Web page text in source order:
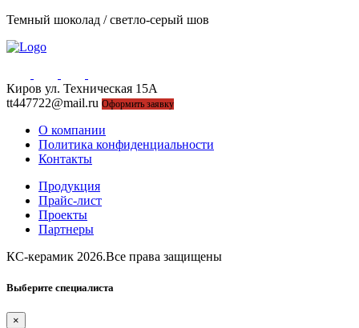
Темный шоколад / светло-серый шов
Киров ул. Техническая 15А
tt447722@mail.ru Оформить заявку
О компании
Политика конфиденциальности
Контакты
Продукция
Прайс-лист
Проекты
Партнеры
КС-керамик 2026.Все права защищены
Выберите специалиста
×